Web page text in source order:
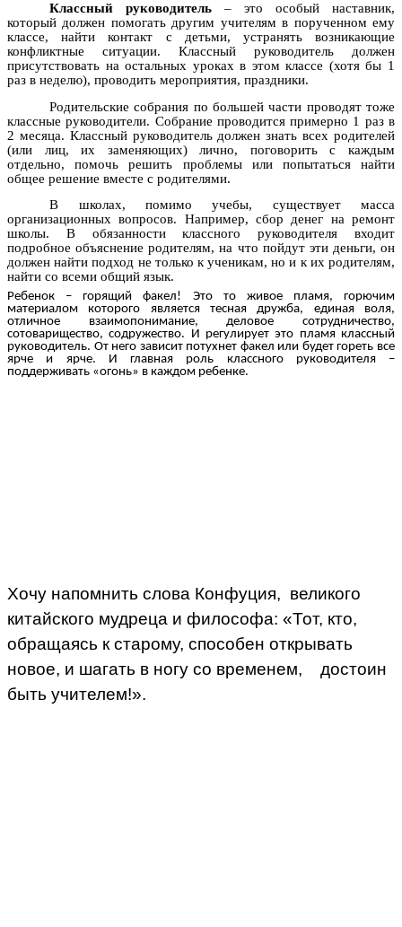
Классный руководитель – это особый наставник,
который должен помогать другим учителям в порученном ему
классе, найти контакт с детьми, устранять возникающие
конфликтные ситуации. Классный руководитель должен
присутствовать на остальных уроках в этом классе (хотя бы 1
раз в неделю), проводить мероприятия, праздники.
Родительские собрания по большей части проводят тоже
классные руководители. Собрание проводится примерно 1 раз в
2 месяца. Классный руководитель должен знать всех родителей
(или лиц, их заменяющих) лично, поговорить с каждым
отдельно, помочь решить проблемы или попытаться найти
общее решение вместе с родителями.
В школах, помимо учебы, существует масса
организационных вопросов. Например, сбор денег на ремонт
школы. В обязанности классного руководителя входит
подробное объяснение родителям, на что пойдут эти деньги, он
должен найти подход не только к ученикам, но и к их родителям,
найти со всеми общий язык.
Ребенок – горящий факел! Это то живое пламя, горючим
материалом которого является тесная дружба, единая воля,
отличное взаимопонимание, деловое сотрудничество,
сотоварищество, содружество. И регулирует это пламя классный
руководитель. От него зависит потухнет факел или будет гореть все
ярче и ярче. И главная роль классного руководителя –
поддерживать «огонь» в каждом ребенке.
Хочу напомнить слова Конфуция, великого
китайского мудреца и философа: «Тот, кто,
обращаясь к старому, способен открывать
новое, и шагать в ногу со временем, достоин
быть учителем!».